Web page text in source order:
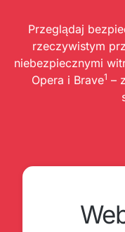
Przeglądaj
rzeczywistym
niebezpiecznymi
Opera i Brave1 –